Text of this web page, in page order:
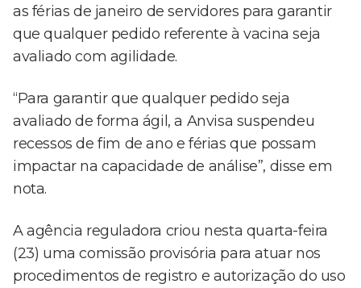
as férias de janeiro de servidores para garantir
que qualquer pedido referente à vacina seja
avaliado com agilidade.
“Para garantir que qualquer pedido seja
avaliado de forma ágil, a Anvisa suspendeu
recessos de fim de ano e férias que possam
impactar na capacidade de análise”, disse em
nota.
A agência reguladora criou nesta quarta-feira
(23) uma comissão provisória para atuar nos
procedimentos de registro e autorização do uso